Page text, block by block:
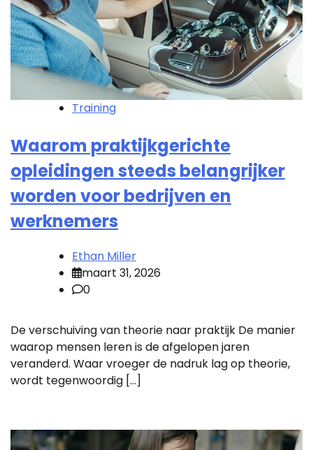
Training
Waarom praktijkgerichte
opleidingen steeds belangrijker
worden voor bedrijven en
werknemers
Ethan Miller
maart 31, 2026
0
De verschuiving van theorie naar praktijk De manier
waarop mensen leren is de afgelopen jaren
veranderd. Waar vroeger de nadruk lag op theorie,
wordt tegenwoordig […]